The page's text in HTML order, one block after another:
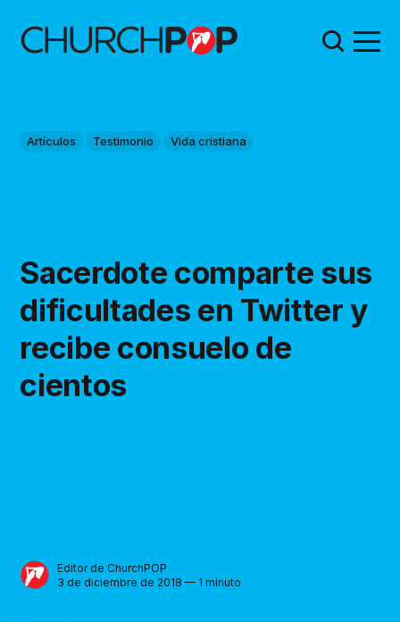
Artículos Testimonio Vida cristiana
Sacerdote comparte sus
dificultades en Twitter y
recibe consuelo de
cientos
Editor de ChurchPOP
3 de diciembre de 2018 — 1 minuto